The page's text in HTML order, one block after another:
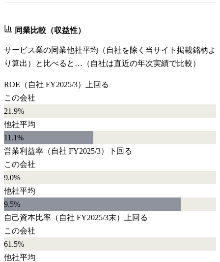
同業比較（収益性）
サービス業の同業他社平均（自社を除く当サイト掲載銘柄よ
り算出）と比べると…（自社は直近の年次実績で比較）
ROE （自社 FY2025/3）
上回る
この会社
21.9%
他社平均
11.1%
営業利益率 （自社 FY2025/3） 下回る
この会社
9.0%
他社平均
9.5%
自己資本比率 （自社 FY2025/3末）
上回る
この会社
61.5%
他社平均